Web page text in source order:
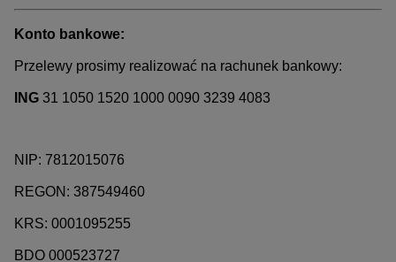
Konto bankowe:
Przelewy prosimy realizować na rachunek bankowy:
ING 31 1050 1520 1000 0090 3239 4083
NIP: 7812015076
REGON: 387549460
KRS: 0001095255
BDO 000523727